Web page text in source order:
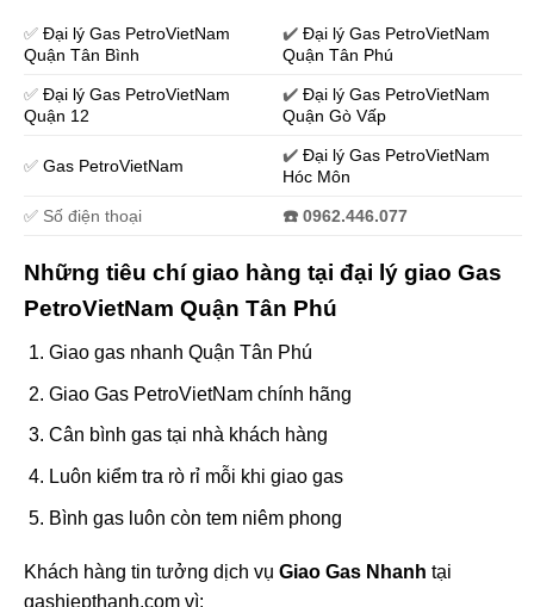
✅ Đại lý Gas PetroVietNam
Quận Tân Bình
✔️Đại lý Gas PetroVietNam
Quận Tân Phú
✅ Đại lý Gas PetroVietNam
Quận 12
✔️Đại lý Gas PetroVietNam
Quận Gò Vấp
✅ Gas PetroVietNam
✔️Đại lý Gas PetroVietNam
Hóc Môn
✅ Số điện thoại ☎️ 0962.446.077
Những tiêu chí giao hàng tại đại lý giao Gas
PetroVietNam Quận Tân Phú
Giao gas nhanh Quận Tân Phú
Giao Gas PetroVietNam chính hãng
Cân bình gas tại nhà khách hàng
Luôn kiểm tra rò rỉ mỗi khi giao gas
Bình gas luôn còn tem niêm phong
Khách hàng tin tưởng dịch vụ Giao Gas Nhanh tại
gashiepthanh.com vì: